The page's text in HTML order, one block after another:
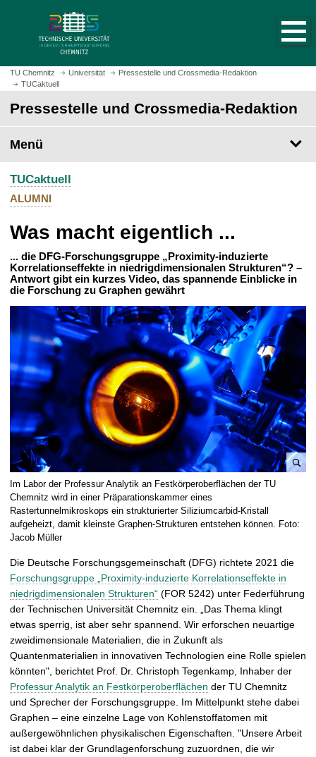
m
H
t
s
i
e
a
u
f
r
u
f
e
n
TU Chemnitz Universität
Pressestelle und Crossmedia-Redaktion
TUCaktuell
Pressestelle und Crossmedia-Redaktion
Menü
TUCaktuell
ALUMNI
Was macht eigentlich ...
... die DFG-Forschungsgruppe „Proximity-induzierte
Korrelationseffekte in niedrigdimensionalen Strukturen“? –
Antwort gibt ein kurzes Video, das spannende Einblicke in
die Forschung zu Graphen gewährt
B
i
l
d
r
g
r
n
Im Labor der Professur Analytik an Festkörperoberflächen der TU
Chemnitz wird in einer Präparationskammer eines
Rastertunnelmikroskops ein strukturierter Siliziumcarbid-Kristall
aufgeheizt, damit kleinste Graphen-Strukturen entstehen können. Foto:
Jacob Müller
Die Deutsche Forschungsgemeinschaft (DFG) richtete 2021 die
Forschungsgruppe „Proximity-induzierte Korrelationseffekte in
niedrigdimensionalen Strukturen“ (FOR 5242) unter Federführung
der Technischen Universität Chemnitz ein. „Das Thema klingt
etwas sperrig, ist aber sehr spannend. Wir erforschen neuartige
zweidimensionale Materialien, die in Zukunft als
Quantenmaterialien in innovativen Technologien eine Rolle spielen
könnten", berichtet Prof. Dr. Christoph Tegenkamp, Inhaber der
Professur Analytik an Festkörperoberflächen der TU Chemnitz
und Sprecher der Forschungsgruppe. Im Mittelpunkt stehe dabei
Graphen – eine einzelne Lage von Kohlenstoffatomen mit
außergewöhnlichen physikalischen Eigenschaften. "Unsere Arbeit
ist dabei klar der Grundlagenforschung zuzuordnen, die wir